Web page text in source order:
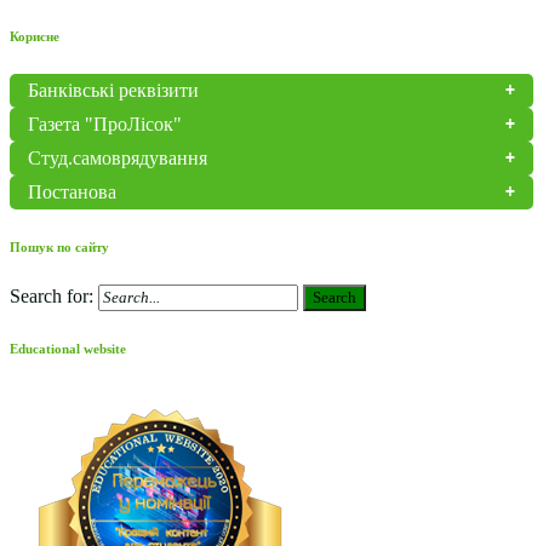
Корисне
Банківські реквізити
Газета "ПроЛісок"
Студ.самоврядування
Постанова
Пошук по сайту
Search for: Search
Educational website